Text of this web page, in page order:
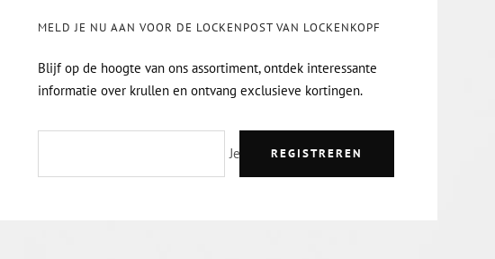
MELD JE NU AAN VOOR DE LOCKENPOST VAN LOCKENKOPF
Blijf op de hoogte van ons assortiment, ontdek interessante
informatie over krullen en ontvang exclusieve kortingen.
Je e-mailadresREGISTREREN